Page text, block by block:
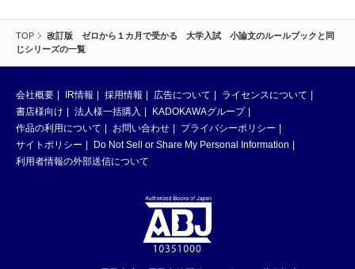
TOP
改訂版 ゼロから１カ月で受かる 大学入試 小論文のルールブックと同
じシリーズの一覧
会社概要 IR情報 採用情報 広告について
ライセンスについて
書店様向け
法人様一括購入
KADOKAWAグループ
作品の利用について
お問い合わせ
プライバシーポリシー
サイトポリシー
Do Not Sell or Share My Personal Information
利用者情報の外部送信について